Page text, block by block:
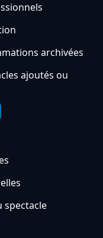
archivées
ajoutés ou
spectacle